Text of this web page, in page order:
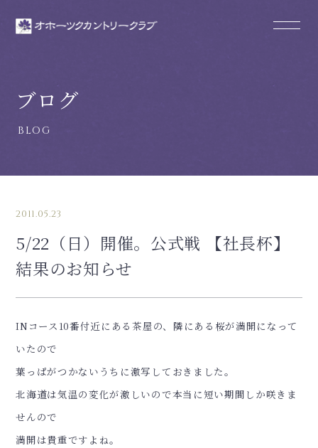
ブログ
2011.05.23
5/22（日）開催。公式戦 【社長杯】
結果のお知らせ
INコース10番付近にある茶屋の、隣にある桜が満開になって
いたので
葉っぱがつかないうちに激写しておきました。
北海道は気温の変化が激しいので本当に短い期間しか咲きま
せんので
満開は貴重ですよね。